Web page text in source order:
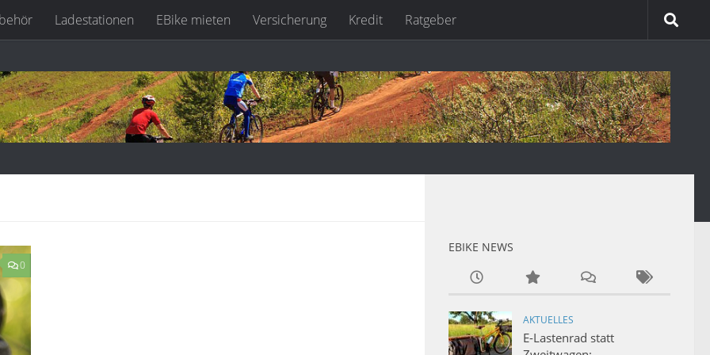
Ladestationen EBike mieten Versicherung Kredit Ratgeber
0
EBIKE NEWS
AKTUELLES
E-Lastenrad statt